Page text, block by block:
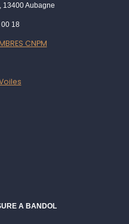
13400 Aubagne
18
CNPM
A BANDOL